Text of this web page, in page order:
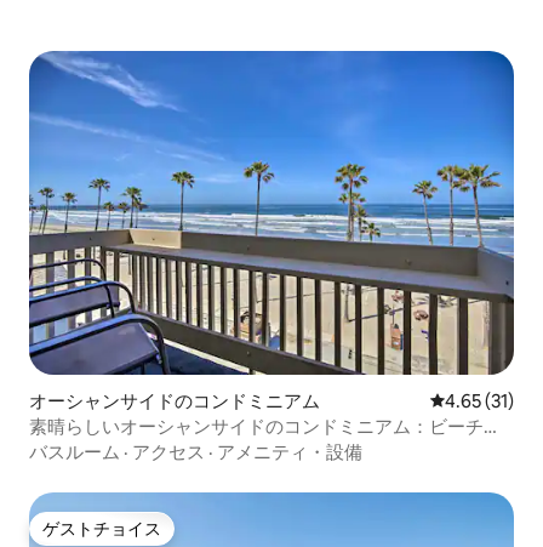
オーシャンサイドのコンドミニアム レビュー31
4.65 (31)
素晴らしいオーシャンサイドのコンドミニアム：ビーチま
で徒歩！
バスルーム · アクセス · アメニティ・設備
ゲストチョイス
ゲストチョイス